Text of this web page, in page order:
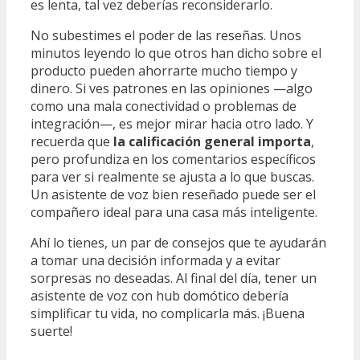
es lenta, tal vez deberías reconsiderarlo.
No subestimes el poder de las reseñas. Unos
minutos leyendo lo que otros han dicho sobre el
producto pueden ahorrarte mucho tiempo y
dinero. Si ves patrones en las opiniones —algo
como una mala conectividad o problemas de
integración—, es mejor mirar hacia otro lado. Y
recuerda que la calificación general importa,
pero profundiza en los comentarios específicos
para ver si realmente se ajusta a lo que buscas.
Un asistente de voz bien reseñado puede ser el
compañero ideal para una casa más inteligente.
Ahí lo tienes, un par de consejos que te ayudarán
a tomar una decisión informada y a evitar
sorpresas no deseadas. Al final del día, tener un
asistente de voz con hub domótico debería
simplificar tu vida, no complicarla más. ¡Buena
suerte!